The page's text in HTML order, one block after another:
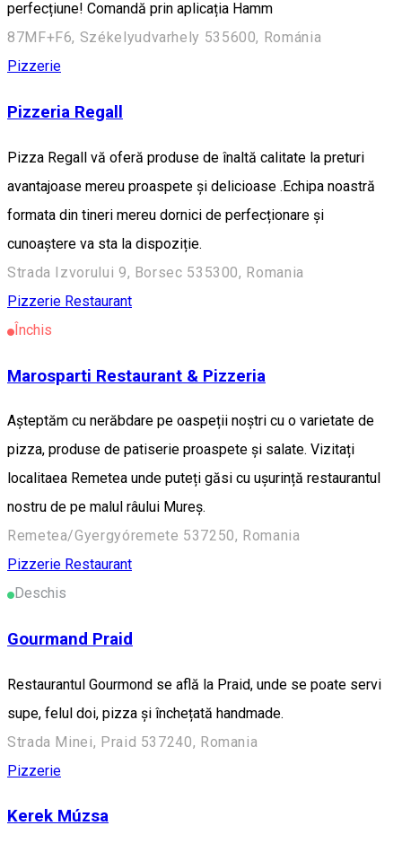
perfecțiune! Comandă prin aplicația Hamm
87MF+F6, Székelyudvarhely 535600, Románia
Pizzerie
Pizzeria Regall
Pizza Regall vă oferă produse de înaltă calitate la preturi
avantajoase mereu proaspete și delicioase .Echipa noastră
formata din tineri mereu dornici de perfecționare și
cunoaștere va sta la dispoziție.
Strada Izvorului 9, Borsec 535300, Romania
Pizzerie Restaurant
Închis
Marosparti Restaurant & Pizzeria
Așteptăm cu nerăbdare pe oaspeții noștri cu o varietate de
pizza, produse de patiserie proaspete și salate. Vizitați
localitaea Remetea unde puteți găsi cu ușurință restaurantul
nostru de pe malul râului Mureș.
Remetea/Gyergyóremete 537250, Romania
Pizzerie Restaurant
Deschis
Gourmand Praid
Restaurantul Gourmond se află la Praid, unde se poate servi
supe, felul doi, pizza și închețată handmade.
Strada Minei, Praid 537240, Romania
Pizzerie
Kerek Múzsa